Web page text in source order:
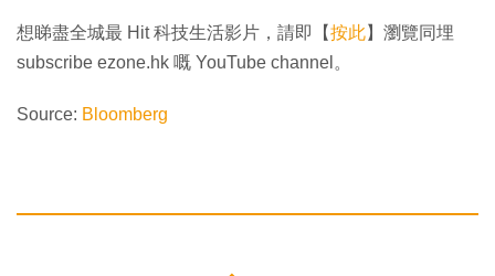
想睇盡全城最 Hit 科技生活影片，請即【按此】瀏覽同埋
subscribe ezone.hk 嘅 YouTube channel。
Source: Bloomberg